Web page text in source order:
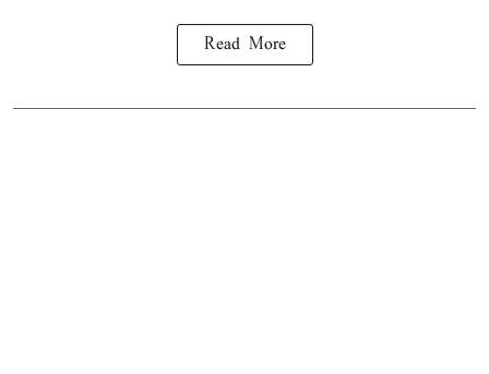
Read More